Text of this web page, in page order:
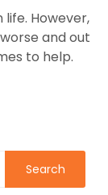
However,
and out
to help.